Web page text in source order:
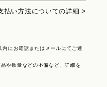
払い方法についての詳細 >
にお電話またはメールにてご連
や数量などの不備など、詳細を